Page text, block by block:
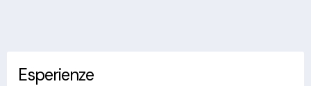
Esperienze